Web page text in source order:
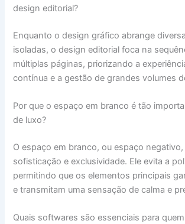
design editorial?
Enquanto o design gráfico abrange
isoladas, o design editorial foca na
múltiplas páginas, priorizando a
contínua e a gestão de grandes volumes
Por que o espaço em branco é tão
de luxo?
O espaço em branco, ou espaço
sofisticação e exclusividade. Ele evita a
permitindo que os elementos principais
e transmitam uma sensação de calma e
Quais softwares são essenciais para